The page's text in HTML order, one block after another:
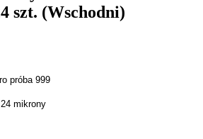
szt. (Wschodni)
próba 999
mikrony